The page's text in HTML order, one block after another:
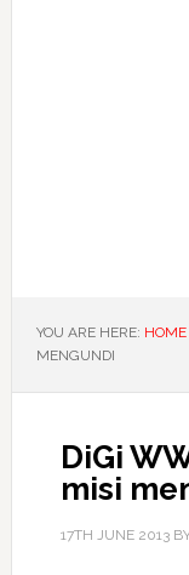
YOU ARE HERE: HOME
MENGUNDI
DiGi
misi
17TH JUNE 2013